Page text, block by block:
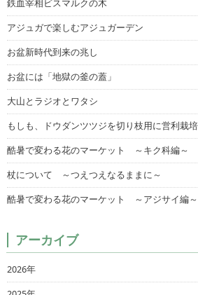
鉄血宰相ビスマルクの木
アジュガで楽しむアジュガーデン
お盆新時代到来の兆し
お盆には「地獄の釜の蓋」
大山とラジオとワタシ
もしも、ドウダンツツジを切り枝用に営利栽
酷暑で変わる花のマーケット ～キク科編～
杖について ～つえつえなるままに～
酷暑で変わる花のマーケット ～アジサイ編～
アーカイブ
2026年